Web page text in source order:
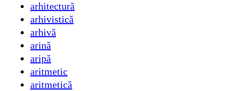
arhitectură
arhivistică
arhivă
arină
aripă
aritmetic
aritmetică